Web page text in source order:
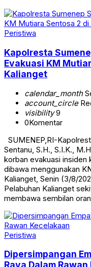
Peristiwa
Kapolresta
Evakuasi KM
Kalianget
calendar_month
account_circle
visibility9
0Komentar
SUMENEP,RI-
Sentanu, S.H., S.I.K.,
korban evakuasi insiden
dibawa menggunakan
Kalianget, Senin (3/8/
Pelabuhan Kalianget
membawa sembilan
Peristiwa
Dipersimpangan
Raya Dalam